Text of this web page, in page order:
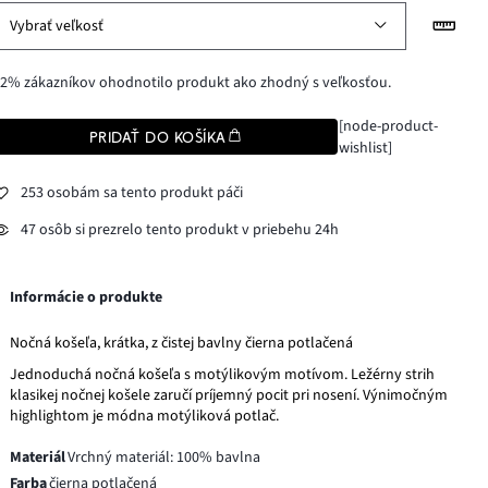
Vybrať veľkosť
zákazníkov ohodnotilo produkt ako zhodný s veľkosťou.
PRIDAŤ DO KOŠÍKA
[node-product-
wishlist]
253 osobám sa tento produkt páči
47 osôb si prezrelo tento produkt v priebehu 24h
Informácie o produkte
Nočná košeľa, krátka, z čistej bavlny čierna potlačená
Jednoduchá nočná košeľa s motýlikovým motívom. Ležérny strih
klasikej nočnej košele zaručí príjemný pocit pri nosení. Výnimočným
highlightom je módna motýliková potlač.
MateriálVrchný materiál: 100% bavlna
Farbačierna potlačená